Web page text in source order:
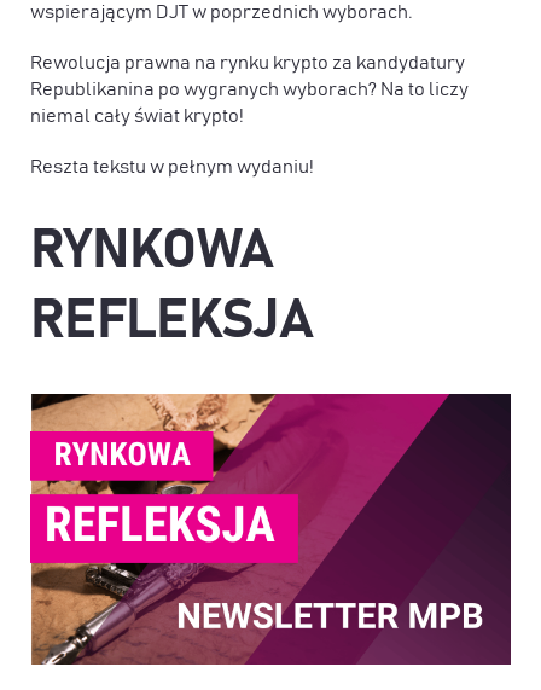
wspierającym DJT w poprzednich wyborach.
Rewolucja prawna na rynku krypto za kandydatury
Republikanina po wygranych wyborach? Na to liczy
niemal cały świat krypto!
​Reszta tekstu w pełnym wydaniu!
RYNKOWA
REFLEKSJA